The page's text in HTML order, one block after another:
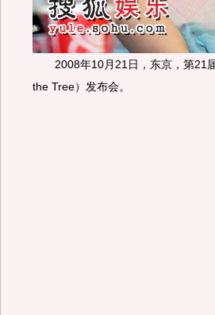
2008年10月21日，东京，第21届
the Tree）发布会。